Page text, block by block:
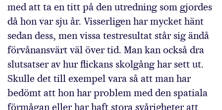
med att ta en titt på den utredning som gjordes
då hon var sju år. Visserligen har mycket hänt
sedan dess, men vissa testresultat står sig ändå
förvånansvärt väl över tid. Man kan också dra
slutsatser av hur flickans skolgång har sett ut.
Skulle det till exempel vara så att man har
bedömt att hon har problem med den spatiala
förmågan eller har haft stora svårigheter att